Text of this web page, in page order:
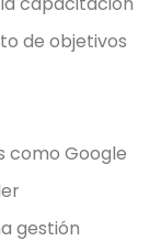
de objetivos
como Google
gestión